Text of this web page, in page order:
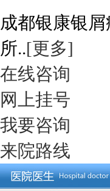
成都银康银
所..[更多]
在线咨询
网上挂号
我要咨询
来院路线